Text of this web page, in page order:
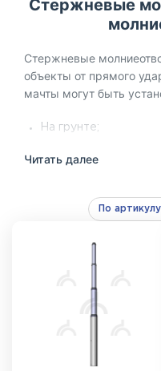
Стержневые
Стержневые
объекты от прямого
мачты могут быть
На грунте;
На фасаде здания.
Стержневой
конструкцию,
(элементы заземления
Мачта – основное
Читать далее
По артикулу